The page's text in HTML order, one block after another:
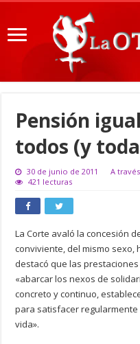
Pensión
todos (y
30 de junio de 2011
A
421 lecturas
La Corte avaló la concesión
conviviente, del mismo sexo,
destacó que las
«abarcar los nexos de
concreto y continuo,
para satisfacer
vida».